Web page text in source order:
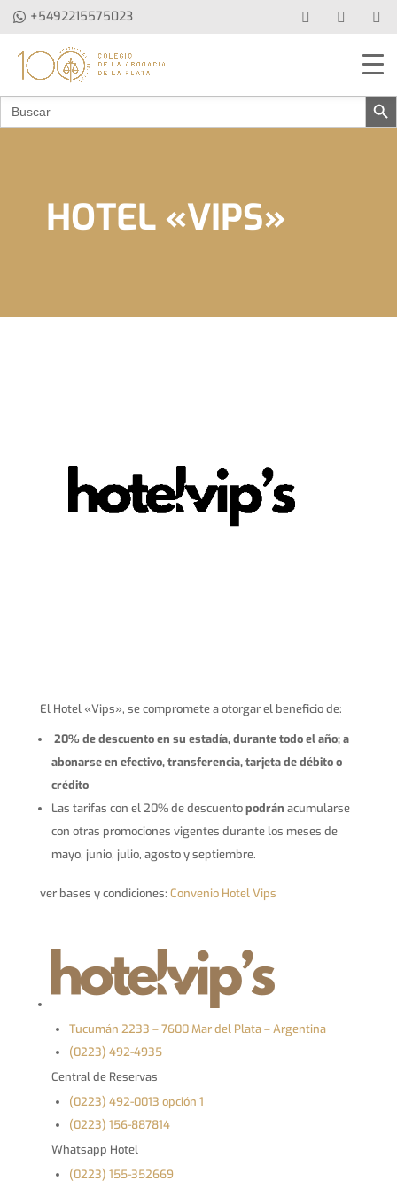
+5492215575023
Buscar: Botón de
HOTEL «VIPS»
El Hotel «Vips», se compromete a otorgar el beneficio de:
20% de descuento en su estadía, durante todo el año; a
abonarse en efectivo, transferencia, tarjeta de débito o
crédito
Las tarifas con el 20% de descuentopodrán acumularse
con otras promociones vigentes durante los meses de
mayo, junio, julio, agosto y septiembre.
ver bases y condiciones: Convenio Hotel Vips
Tucumán 2233 – 7600 Mar del Plata – Argentina
(0223) 492-4935
Central de Reservas
(0223) 492-0013 opción 1
(0223) 156-887814
Whatsapp Hotel
(0223) 155-352669